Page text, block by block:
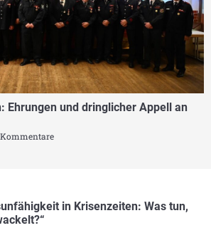
Ehrungen und dringlicher Appell an
in Krisenzeiten: Was tun,